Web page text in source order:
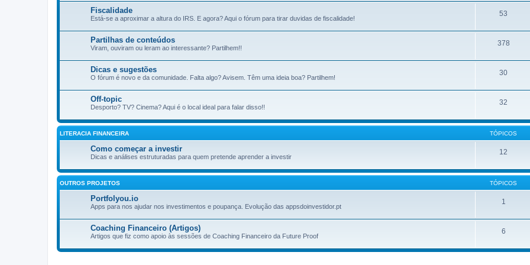
Fiscalidade
Está-se a aproximar a altura do IRS. E agora? Aqui o fórum para tirar duvidas de fiscalidade!
53
Partilhas de conteúdos
Viram, ouviram ou leram ao interessante? Partilhem!!
378
Dicas e sugestões
O fórum é novo e da comunidade. Falta algo? Avisem. Têm uma ideia boa? Partilhem!
30
Off-topic
Desporto? TV? Cinema? Aqui é o local ideal para falar disso!!
32
LITERACIA FINANCEIRA TÓPICOS
Como começar a investir
Dicas e análises estruturadas para quem pretende aprender a investir
12
OUTROS PROJETOS TÓPICOS
Portfolyou.io
Apps para nos ajudar nos investimentos e poupança. Evolução das appsdoinvestidor.pt
1
Coaching Financeiro (Artigos)
Artigos que fiz como apoio às sessões de Coaching Financeiro da Future Proof
6